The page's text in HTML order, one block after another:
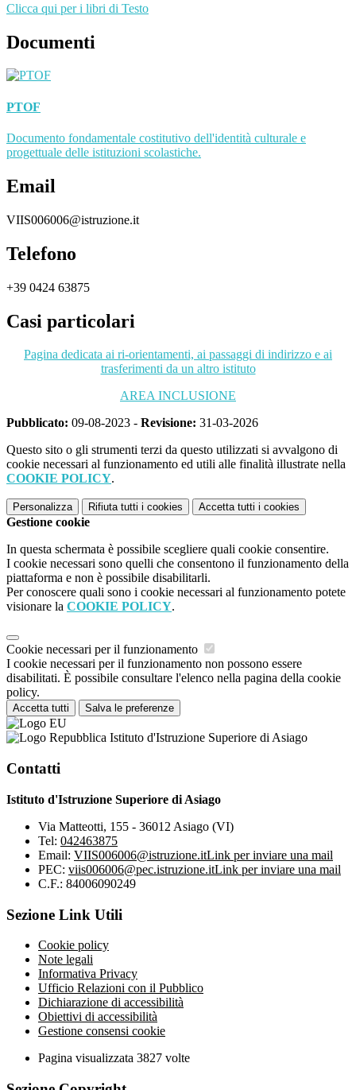
Clicca qui per i libri di Testo
Documenti
PTOF
Documento fondamentale costitutivo dell'identità culturale e
progettuale delle istituzioni scolastiche.
Email
VIIS006006@istruzione.it
Telefono
+39 0424 63875
Casi particolari
Pagina dedicata ai ri-orientamenti, ai passaggi di indirizzo e ai
trasferimenti da un altro istituto
AREA INCLUSIONE
Pubblicato: 09-08-2023 - Revisione: 31-03-2026
Questo sito o gli strumenti terzi da questo utilizzati si avvalgono di
cookie necessari al funzionamento ed utili alle finalità illustrate nella
COOKIE POLICY.
Personalizza Rifiuta tutti i cookies Accetta tutti i cookies
Gestione cookie
In questa schermata è possibile scegliere quali cookie consentire.
I cookie necessari sono quelli che consentono il funzionamento della
piattaforma e non è possibile disabilitarli.
Per conoscere quali sono i cookie necessari al funzionamento potete
visionare la COOKIE POLICY.
Cookie necessari per il funzionamento
I cookie necessari per il funzionamento non possono essere
disabilitati. È possibile consultare l'elenco nella pagina della cookie
policy.
Accetta tutti Salva le preferenze
Istituto d'Istruzione Superiore di Asiago
Contatti
Istituto d'Istruzione Superiore di Asiago
Via Matteotti, 155 - 36012 Asiago (VI)
Tel: 042463875
Email: VIIS006006@istruzione.itLink per inviare una mail
PEC: viis006006@pec.istruzione.itLink per inviare una mail
C.F.: 84006090249
Sezione Link Utili
Cookie policy
Note legali
Informativa Privacy
Ufficio Relazioni con il Pubblico
Dichiarazione di accessibilità
Obiettivi di accessibilità
Gestione consensi cookie
Pagina visualizzata 3827 volte